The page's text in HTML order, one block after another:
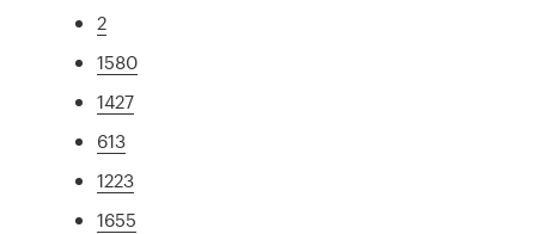
2
1580
1427
613
1223
1655